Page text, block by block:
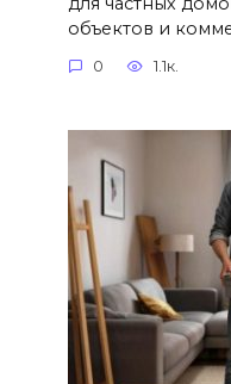
объектов и
0 1.1к.